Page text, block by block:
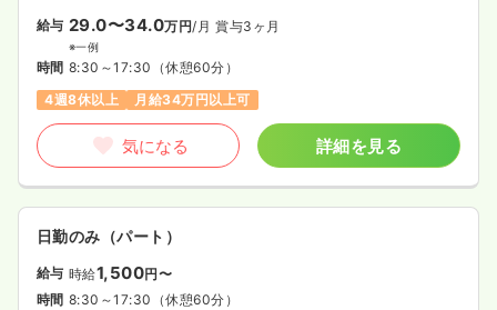
給与 29.0〜34.0万円/月 賞与3ヶ月
※一例
時間 8:30～17:30 （休憩60分）
4週8休以上
月給34万円以上可
気になる 詳細を見る
日勤のみ（パート）
給与 時給1,500円〜
時間 8:30～17:30 （休憩60分）